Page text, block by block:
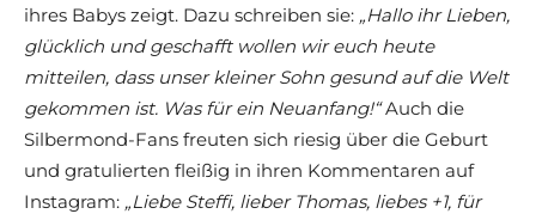
ihres Babys zeigt. Dazu schreiben sie: „Hallo ihr Lieben,
glücklich und geschafft wollen wir euch heute
mitteilen, dass unser kleiner Sohn gesund auf die Welt
gekommen ist. Was für ein Neuanfang!“Auch die
Silbermond-Fans freuten sich riesig über die Geburt
und gratulierten fleißig in ihren Kommentaren auf
Instagram: „Liebe Steffi, lieber Thomas, liebes +1, für